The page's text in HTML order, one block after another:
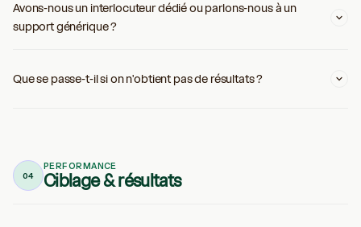
Avons-nous un interlocuteur dédié ou parlons-nous à un
support générique ?
Que se passe-t-il si on n'obtient pas de résultats ?
04
PERFORMANCE
Ciblage & résultats